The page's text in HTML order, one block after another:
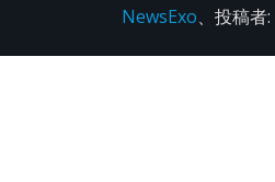
NewsExo、投稿者: